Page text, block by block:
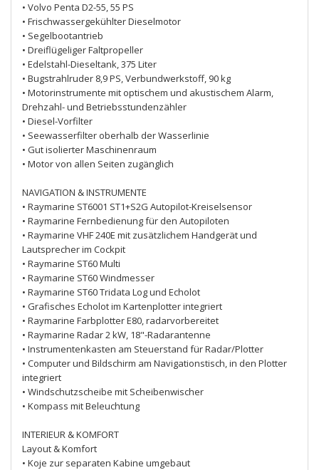
• Volvo Penta D2-55, 55 PS
• Frischwassergekühlter Dieselmotor
• Segelbootantrieb
• Dreiflügeliger Faltpropeller
• Edelstahl-Dieseltank, 375 Liter
• Bugstrahlruder 8,9 PS, Verbundwerkstoff, 90 kg
• Motorinstrumente mit optischem und akustischem Alarm,
Drehzahl- und Betriebsstundenzähler
• Diesel-Vorfilter
• Seewasserfilter oberhalb der Wasserlinie
• Gut isolierter Maschinenraum
• Motor von allen Seiten zugänglich
NAVIGATION & INSTRUMENTE
• Raymarine ST6001 ST1+S2G Autopilot-Kreiselsensor
• Raymarine Fernbedienung für den Autopiloten
• Raymarine VHF 240E mit zusätzlichem Handgerät und
Lautsprecher im Cockpit
• Raymarine ST60 Multi
• Raymarine ST60 Windmesser
• Raymarine ST60 Tridata Log und Echolot
• Grafisches Echolot im Kartenplotter integriert
• Raymarine Farbplotter E80, radarvorbereitet
• Raymarine Radar 2 kW, 18"-Radarantenne
• Instrumentenkasten am Steuerstand für Radar/Plotter
• Computer und Bildschirm am Navigationstisch, in den Plotter
integriert
• Windschutzscheibe mit Scheibenwischer
• Kompass mit Beleuchtung
INTERIEUR & KOMFORT
Layout & Komfort
• Koje zur separaten Kabine umgebaut